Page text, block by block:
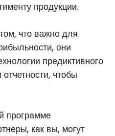
продукции.
что важно для
они
предиктивного
чтобы
программе
как вы, могут